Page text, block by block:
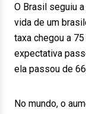
O Brasil seguiu
vida de um
taxa chegou a
expectativa
ela passou de
No mundo, o